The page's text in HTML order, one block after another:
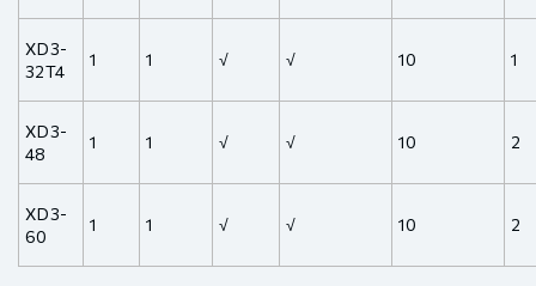
XD3-
32T4
1 1 √ √ 10 1
XD3-
48
1 1 √ √ 10 2
XD3-
60
1 1 √ √ 10 2